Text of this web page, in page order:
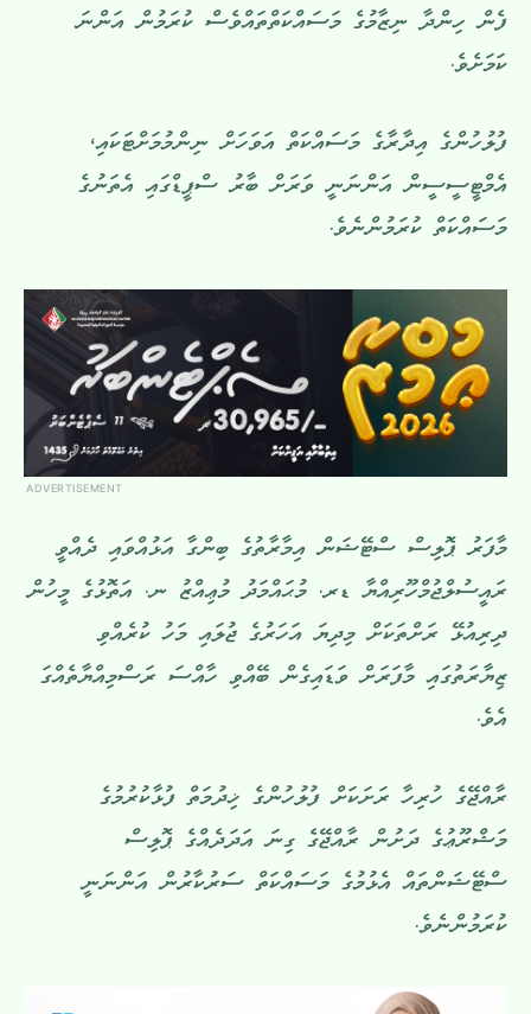
ފެން ހިންދާ ނިޒާމުގެ މަސައްކަތްތައްވެސް ކުރަމުން އަންނަ
ކަމަށެވެ.
ފުލުހުންގެ އިދާރާގެ މަސައްކަތް އަވަހަށް ނިންމުމަށްޓަކައި،
އެމްޓީސީސީން އަންނަނީ ވަރަށް ބާރު ސްޕީޑްގައި އެތަނުގެ
މަސައްކަތް ކުރަމުންނެވެ.
ADVERTISEMENT
މާފަރު ޕޮލިސް ސްޓޭޝަން އިމާރާތުގެ ބިންގާ އަޅުއްވައި ދެއްވީ
ރައީސުލްޖުމްހޫރިއްޔާ ޑރ. މުޙައްމަދު މުޢިއްޒު ނ. އަތޮޅުގެ މީހުން
ދިރިއުޅޭ ރަށްތަކަށް މިދިޔަ އަހަރުގެ ޖުލައި މަހު ކުރެއްވި
ޒިޔާރަތުގައި މާފަރަށް ވަޑައިގެން ބޭއްވި ހާއްސަ ރަސްމިއްޔާތެއްގަ
އެވެ.
ރާއްޖޭގެ ހުރިހާ ރަށަކަށް ފުލުހުންގެ ޚިދުމަތް ފުޅާކުރުމުގެ
މަޝްރޫޢުގެ ދަށުން ރާއްޖޭގެ ގިނަ އަދަދެއްގެ ޕޮލިސް
ސްޓޭޝަންތައް އެޅުމުގެ މަސައްކަތް ސަރުކާރުން އަންނަނީ
ކުރަމުންނެވެ.